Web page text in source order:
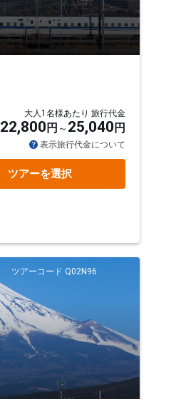
大人1名様あたり 旅行代金
22,800 円 25,040 円
表示旅行代金について
ツアーを選択
ツアーコード Q02N96